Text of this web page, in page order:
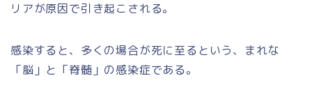
リアが原因で引き起こされる。
感染すると、多くの場合が死に至るという、まれな
「脳」と「脊髄」の感染症である。